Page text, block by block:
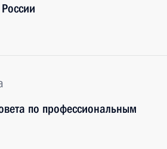
по профессиональным